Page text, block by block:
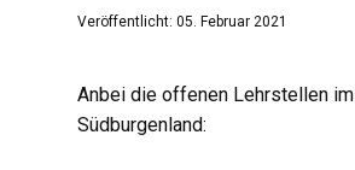
Veröffentlicht: 05. Februar 2021
Anbei die offenen Lehrstellen im
Südburgenland: